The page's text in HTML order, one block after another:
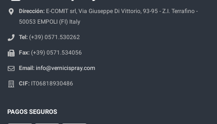
Dirección: E-COMIT srl, Via Giuseppe Di Vittorio, 93-95 - Z.I. Terrafino -
50053 EMPOLI (FI) Italy
Tel: (+39) 0571.530262
Fax: (+39) 0571.534056
Email: info@vernicispray.com
CIF: IT06818930486
PAGOS SEGUROS